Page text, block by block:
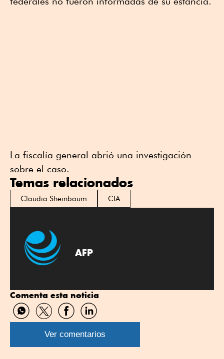
La fiscalía general abrió una investigación
sobre el caso.
Temas relacionados
Claudia Sheinbaum CIA
AFP
Comenta esta noticia
Compartir
por
WhatsApp
Compartir
por
Twitter
Compartir
por
Facebook
Compartir
por
Linkedin
Ver comentarios